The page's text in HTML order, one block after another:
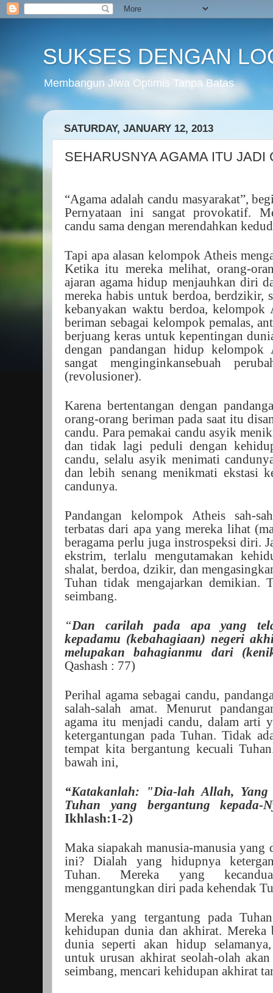
SUKSES DENGAN
Membangun Jiwa Optimis Tanpa Batas
SATURDAY, JANUARY 12, 2013
SEHARUSNYA AGAMA ITU JADI
“Agama adalah candu masyarakat”,
Pernyataan ini sangat provokatif.
candu sama dengan merendahkan
Tapi apa alasan kelompok Atheis
Ketika itu mereka melihat, orang-
ajaran agama hidup menjauhkan diri
mereka habis untuk berdoa, berdzikir,
kebanyakan waktu berdoa, kelompok
beriman sebagai kelompok pemalas,
berjuang keras untuk kepentingan
dengan pandangan hidup
sangat menginginkansebuah
(revolusioner).
Karena bertentangan dengan
orang-orang beriman pada saat itu
candu. Para pemakai candu asyik
dan tidak lagi peduli dengan
candu, selalu asyik menimati
dan lebih senang menikmati ekstasi
candunya.
Pandangan kelompok Atheis sah-
terbatas dari apa yang mereka lihat
beragama perlu juga instrospeksi diri.
ekstrim, terlalu mengutamakan
shalat, berdoa, dzikir, dan
Tuhan tidak mengajarkan demikian.
seimbang.
“Dan carilah pada apa yang
kepadamu (kebahagiaan) negeri
melupakan bahagianmu dari
Qashash : 77)
Perihal agama sebagai candu,
salah-salah amat. Menurut
agama itu menjadi candu, dalam arti
ketergantungan pada Tuhan. Tidak
tempat kita bergantung kecuali
bawah ini,
“Katakanlah: "Dia-lah Allah,
Tuhan yang bergantung kepada-
Ikhlash:1-2)
Maka siapakah manusia-manusia
ini? Dialah yang hidupnya
Tuhan. Mereka yang
menggantungkan diri pada kehendak
Mereka yang tergantung pada
kehidupan dunia dan akhirat. Mereka
dunia seperti akan hidup
untuk urusan akhirat seolah-olah
seimbang, mencari kehidupan akhirat